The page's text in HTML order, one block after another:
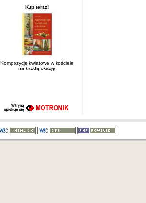
Kup teraz!
Kompozycje kwiatowe w kościele
na każdą okazję